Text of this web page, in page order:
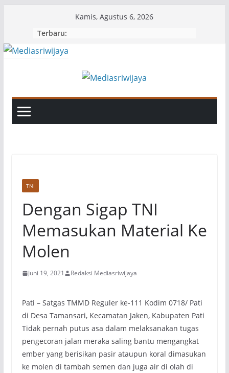
Kamis, Agustus 6, 2026
Terbaru:
TNI
Dengan Sigap TNI
Memasukan Material Ke
Molen
Juni 19, 2021 Redaksi Mediasriwijaya
Pati – Satgas TMMD Reguler ke-111 Kodim 0718/ Pati
di Desa Tamansari, Kecamatan Jaken, Kabupaten Pati
Tidak pernah putus asa dalam melaksanakan tugas
pengecoran jalan meraka saling bantu mengangkat
ember yang berisikan pasir ataupun koral dimasukan
ke molen di tambah semen dan juga air di olah di